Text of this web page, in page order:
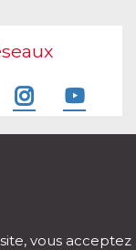
vous acceptez